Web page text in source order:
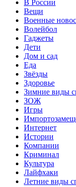
В России
Вещи
Военные
Волейбол
Гаджеты
Дети
Дом и сад
Еда
Звёзды
Здоровье
Зимние виды
ЗОЖ
Игры
Интернет
Истории
Компании
Криминал
Культура
Лайфхаки
Летние виды